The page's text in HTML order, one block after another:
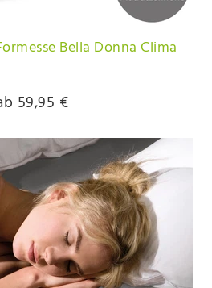
Bella Donna Clima
59,95 €